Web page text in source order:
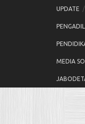
UPDATE
MEDIA